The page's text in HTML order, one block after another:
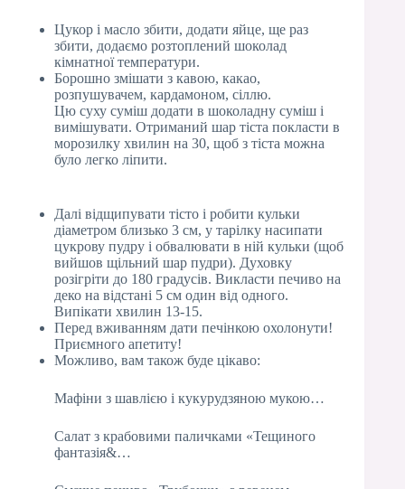
Цукор і масло збити, додати яйце, ще раз
збити, додаємо розтоплений шоколад
кімнатної температури.
Борошно змішати з кавою, какао,
розпушувачем, кардамоном, сіллю.
Цю суху суміш додати в шоколадну суміш і
вимішувати. Отриманий шар тіста покласти в
морозилку хвилин на 30, щоб з тіста можна
було легко ліпити.
Далі відщипувати тісто і робити кульки
діаметром близько 3 см, у тарілку насипати
цукрову пудру і обвалювати в ній кульки (щоб
вийшов щільний шар пудри). Духовку
розігріти до 180 градусів. Викласти печиво на
деко на відстані 5 см один від одного.
Випікати хвилин 13-15.
Перед вживанням дати печінкою охолонути!
Приємного апетиту!
Можливо, вам також буде цікаво:
Мафіни з шавлією і кукурудзяною мукою…
Салат з крабовими паличками «Тещиного
фантазія&…